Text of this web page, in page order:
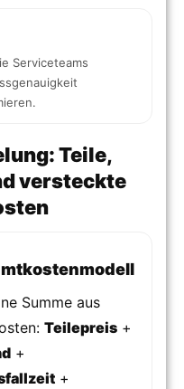
Serviceteams
Teile,
versteckte
Summe aus
Teilepreis +
+
+